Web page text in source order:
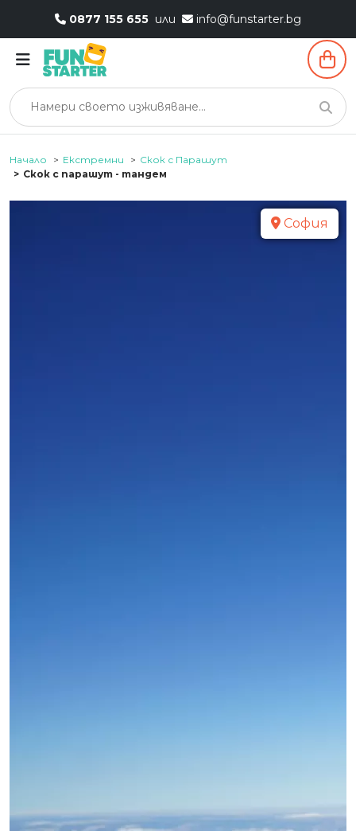
0877 155 655 или info@funstarter.bg
Начало Екстремни
Скок с Парашут
Скок с парашут - тандем
София